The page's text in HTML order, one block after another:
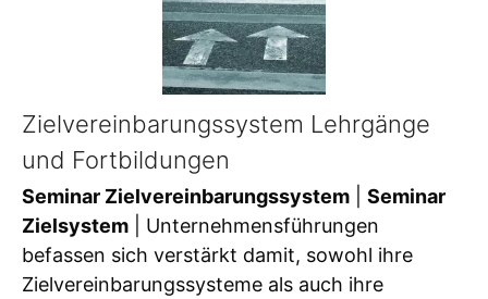
Zielvereinbarungssystem Lehrgänge
und Fortbildungen
Seminar Zielvereinbarungssystem
Seminar
Zielsystem | Unternehmensführungen
befassen sich verstärkt damit, sowohl ihre
Zielvereinbarungssysteme als auch ihre